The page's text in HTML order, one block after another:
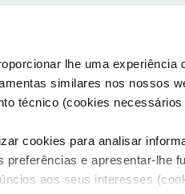
lhe uma experiência
similares nos nossos
técnico (cookies
cookies para analisar
preferências e apresentar-lhe
aos seus interesses
Condições do Fórum NOS